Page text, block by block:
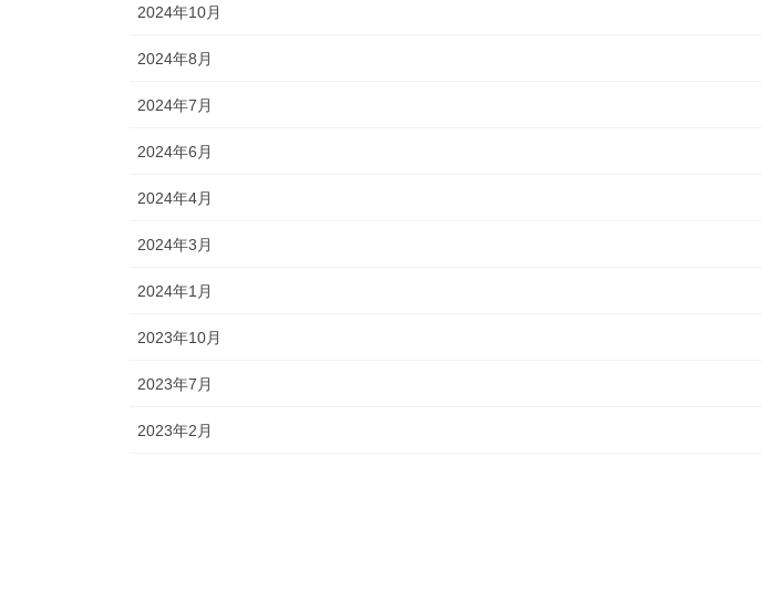
2024年10月
2024年8月
2024年7月
2024年6月
2024年4月
2024年3月
2024年1月
2023年10月
2023年7月
2023年2月